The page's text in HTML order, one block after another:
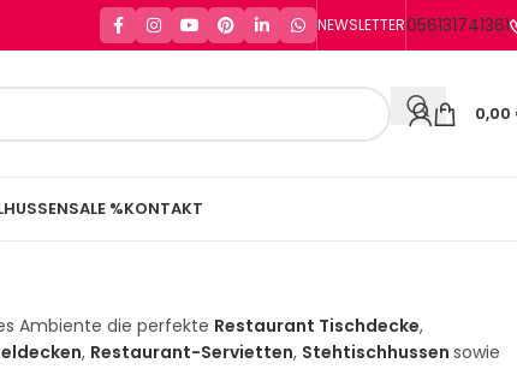
NEWSLETTER056131741361
0,00
SALE %KONTAKT
Ambiente die perfekte Restaurant Tischdecke,
, Restaurant-Servietten, Stehtischhussen sowie